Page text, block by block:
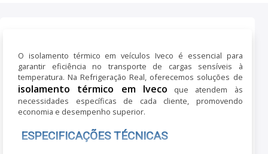
O isolamento térmico em veículos Iveco é essencial para
garantir eficiência no transporte de cargas sensíveis à
temperatura. Na Refrigeração Real, oferecemos soluções de
isolamento térmico em Iveco que atendem às
necessidades específicas de cada cliente, promovendo
economia e desempenho superior.
ESPECIFICAÇÕES TÉCNICAS